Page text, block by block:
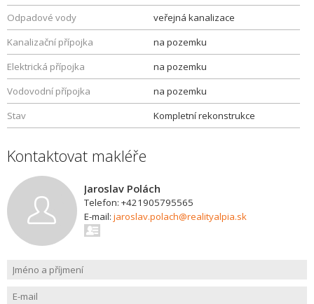
Odpadové vody
veřejná kanalizace
Kanalizační přípojka
na pozemku
Elektrická přípojka
na pozemku
Vodovodní přípojka
na pozemku
Stav
Kompletní rekonstrukce
Kontaktovat makléře
Jaroslav Polách
Telefon: +421905795565
E-mail: jaroslav.polach@realityalpia.sk